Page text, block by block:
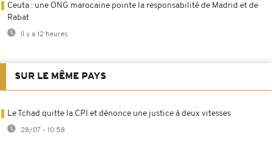
Ceuta : une ONG marocaine pointe la responsabilité de Madrid et de
Rabat
Il y a 12 heures
SUR LE MÊME PAYS
Le Tchad quitte la CPI et dénonce une justice à deux vitesses
28/07 - 10:58